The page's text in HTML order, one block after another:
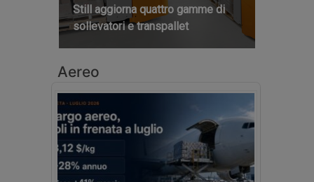
Still aggiorna quattro gamme di
sollevatori e transpallet
Aereo